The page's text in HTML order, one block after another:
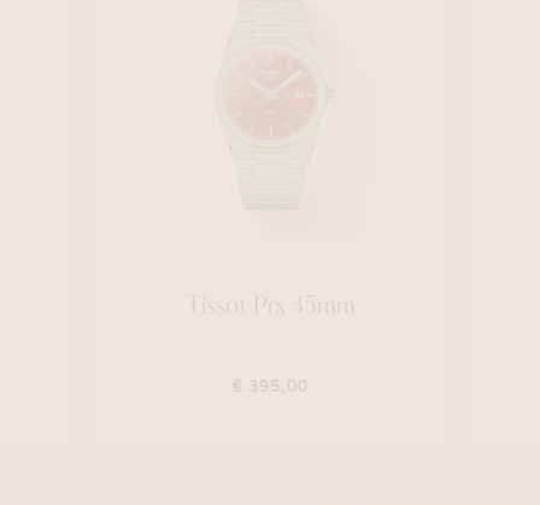
Tissot Prx 35mm
€ 395,00